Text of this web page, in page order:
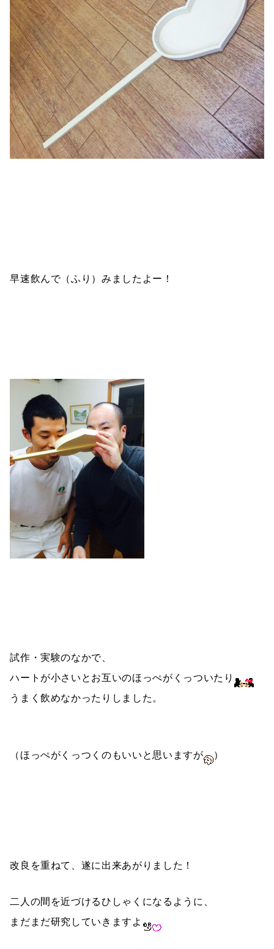
早速飲んで（ふり）みましたよー！
試作・実験のなかで、
ハートが小さいとお互いのほっぺがくっついたり
うまく飲めなかったりしました。
（ほっぺがくっつくのもいいと思いますが ）
改良を重ねて、遂に出来あがりました！
二人の間を近づけるひしゃくになるように、
まだまだ研究していきますよ